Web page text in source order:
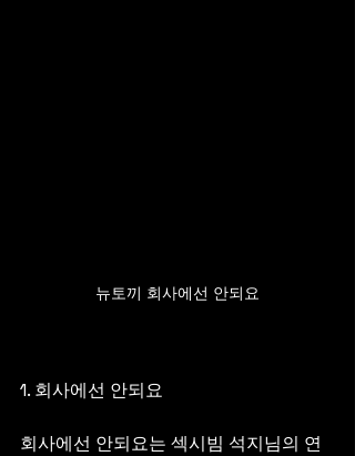
뉴토끼 회사에선 안되요
1. 회사에선 안되요
회사에선 안되요는 섹시빔 석지님의 연